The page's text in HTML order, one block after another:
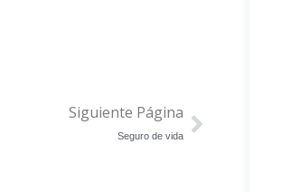
Siguiente Página
Seguro de vida